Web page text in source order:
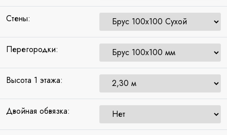
Стены:
Перегородки:
Высота 1 этажа:
Двойная обвязка: